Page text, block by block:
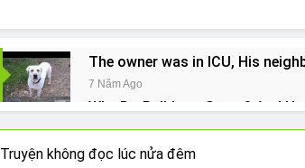
The owner was in ICU, His
7 Năm Ago
Why Do Bulldogs Snore? And
7 Năm Ago
Are Bulldogs Lazy? Not as much
Truyện không đọc lúc nửa đêm